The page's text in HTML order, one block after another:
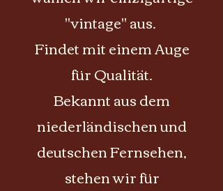
"vintage" aus.
Findet mit einem Auge
für Qualität.
Bekannt aus dem
niederländischen und
deutschen Fernsehen,
stehen wir für